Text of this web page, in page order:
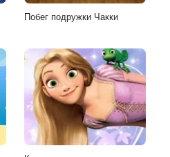
Побег подружки Чакки